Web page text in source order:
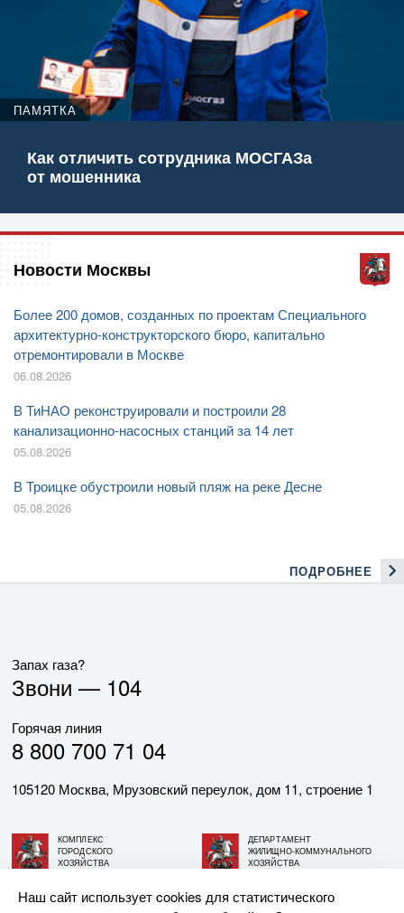
ПАМЯТКА
Как отличить сотрудника МОСГАЗа
от мошенника
Новости Москвы
Более 200 домов, созданных по проектам Специального
архитектурно-конструкторского бюро, капитально
отремонтировали в Москве
06.08.2026
В ТиНАО реконструировали и построили 28
канализационно-насосных станций за 14 лет
05.08.2026
В Троицке обустроили новый пляж на реке Десне
05.08.2026
ПОДРОБНЕЕ
Запах газа?
Звони — 104
Горячая линия
8 800 700 71 04
105120 Москва, Мрузовский переулок, дом 11, строение 1
КОМПЛЕКС
ГОРОДСКОГО
ХОЗЯЙСТВА
ДЕПАРТАМЕНТ
ЖИЛИЩНО-КОММУНАЛЬНОГО
ХОЗЯЙСТВА
Наш сайт использует cookies для статистического